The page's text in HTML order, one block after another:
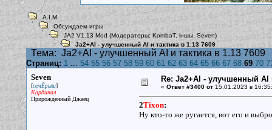
A.I.M.
Обсуждаем игры
JA2 V1.13 Mod (Модераторы: KombaT, iншы, Seven)
Ja2+AI - улучшенный AI и тактика в 1.13 7609
Тема: Ja2+AI - улучшенный AI и тактика в 1.13 7609
Страниц: 1... 54 55 56 57 58 59 60 61 62 63 64 65 66 67 68 69 70
Seven
[семЁрыш]
Кардинал
Прирожденный Джаец
Re: Ja2+AI - улучшенный AI
« Ответ #3400 от15.01.2023 в
2Tixon:
Ну кто-то же ругается, вот его и